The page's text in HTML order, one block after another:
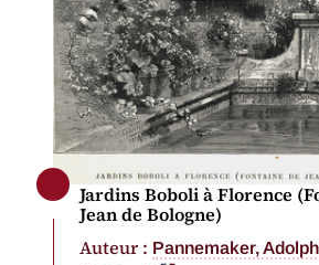
Jardins Boboli à Florence
Jean de Bologne)
Auteur : Pannemaker,